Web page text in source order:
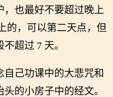
，也最好不要超过晚上
的，可以第二天点，但
超过 7 天。
自己功课中的大悲咒和
的小房子中的经文。